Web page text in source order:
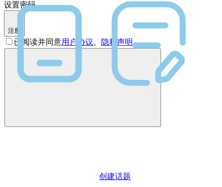
创建话题
设置密码
注册
已阅读并同意用户协议 隐私声明